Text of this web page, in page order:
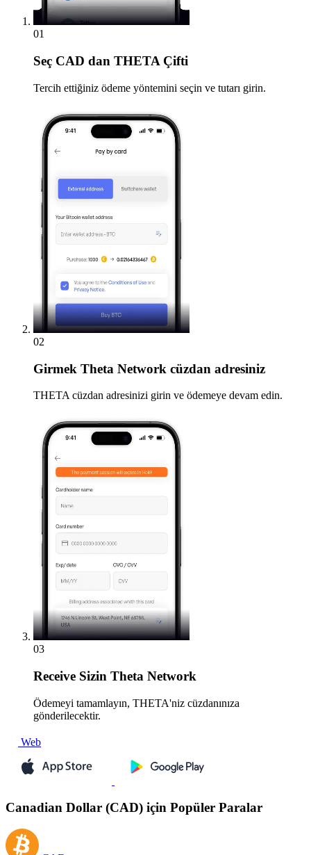
01
Seç CAD dan THETA Çifti
Tercih ettiğiniz ödeme yöntemini seçin ve tutarı girin.
02
Girmek Theta Network cüzdan adresiniz
THETA cüzdan adresinizi girin ve ödemeye devam edin.
03
Receive Sizin Theta Network
Ödemeyi tamamlayın, THETA'niz cüzdanınıza
gönderilecektir.
Web
Canadian Dollar (CAD) için Popüler Paralar